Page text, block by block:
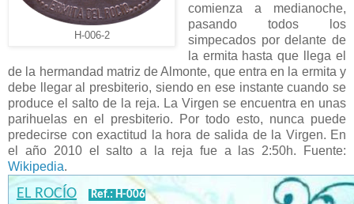
H-006-2
comienza a medianoche,
pasando todos los
simpecados por delante de
la ermita hasta que llega el
de la hermandad matriz de Almonte, que entra en la ermita y
debe llegar al presbiterio, siendo en ese instante cuando se
produce el salto de la reja. La Virgen se encuentra en unas
parihuelas en el presbiterio. Por todo esto, nunca puede
predecirse con exactitud la hora de salida de la Virgen. En
el año 2010 el salto a la reja fue a las 2:50h. Fuente:
Wikipedia.
EL ROCÍO
Ref.: H-006